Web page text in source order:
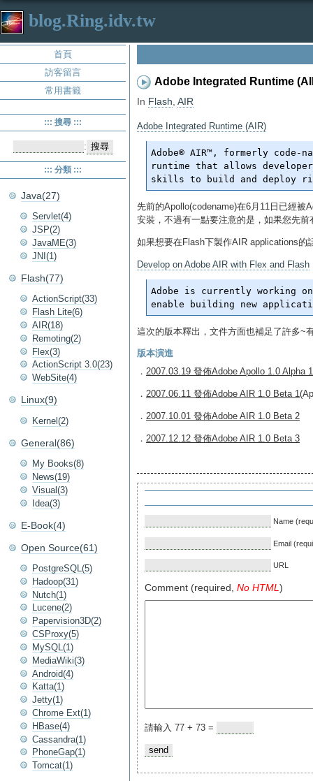
blog.Ring.idv.tw
Adobe Integrated Runtime
In Flash AIR
Adobe Integrated Runtime (AIR)
Adobe® AIR™, formerly
runtime that allows
先前的Apollo(codename)在6月11日已經被
安裝，不過有一點要注意的是，如果您先
如果想要在Flash下製作AIR applications的
Develop on Adobe AIR with Flex and Flash
Adobe is currently working
這次的版本釋出，文件方面也補足了許多~
版本演進
． 2007.03.19 發佈Adobe Apollo 1.0 Alpha 1
． 2007.06.11 發佈Adobe AIR 1.0 Beta 1
． 2007.10.01 發佈Adobe AIR 1.0 Beta 2
． 2007.12.12 發佈Adobe AIR 1.0 Beta 3
Name
Email
URL
Comment (required, No HTML)
請輸入 77 + 73 =
首頁
訪客留言
常用書籤
::: 搜尋 :::
:
::: 分類 :::
Java(27)
Servlet(4)
JSP(2)
JavaME(3)
JNI(1)
Flash(77)
ActionScript(33)
Flash Lite(6)
AIR(18)
Remoting(2)
Flex(3)
ActionScript 3.0(23)
WebSite(4)
Linux(9)
Kernel(2)
General(86)
My Books(8)
News(19)
Visual(3)
Idea(3)
E-Book(4)
Open Source(61)
PostgreSQL(5)
Hadoop(31)
Nutch(1)
Lucene(2)
Papervision3D(2)
CSProxy(5)
MySQL(1)
MediaWiki(3)
Android(4)
Katta(1)
Jetty(1)
Chrome Ext(1)
HBase(4)
Cassandra(1)
PhoneGap(1)
Tomcat(1)